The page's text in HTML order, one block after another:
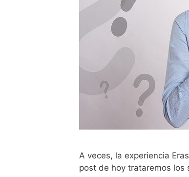
A veces, la experiencia
post de hoy trataremos los